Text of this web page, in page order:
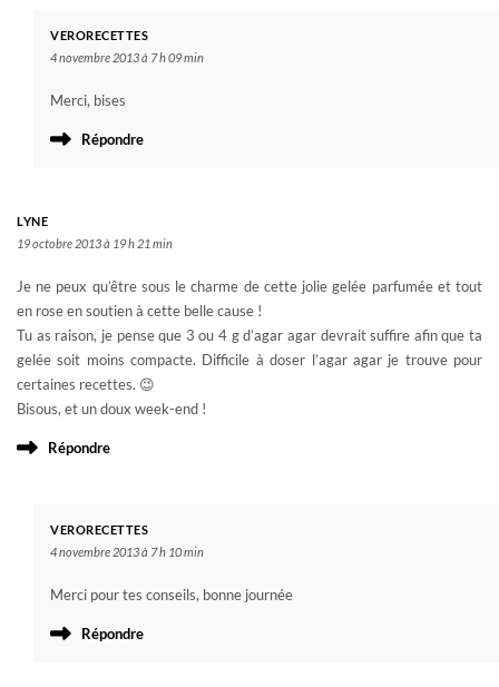
VERORECETTES
4 novembre 2013 à 7 h 09 min
Merci, bises
Répondre
LYNE
19 octobre 2013 à 19 h 21 min
Je ne peux qu’être sous le charme de cette jolie gelée parfumée et tout
en rose en soutien à cette belle cause !
Tu as raison, je pense que 3 ou 4 g d’agar agar devrait suffire afin que ta
gelée soit moins compacte. Difficile à doser l’agar agar je trouve pour
certaines recettes. 😉
Bisous, et un doux week-end !
Répondre
VERORECETTES
4 novembre 2013 à 7 h 10 min
Merci pour tes conseils, bonne journée
Répondre